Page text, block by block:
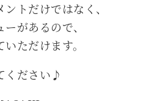
トだけではなく、
があるので、
ただけます。
ください♪